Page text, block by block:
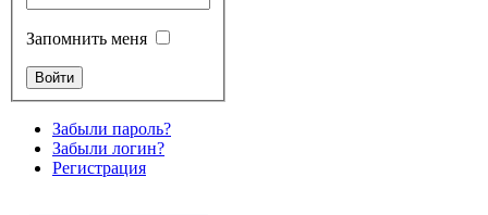
Запомнить меня
Забыли пароль?
Забыли логин?
Регистрация